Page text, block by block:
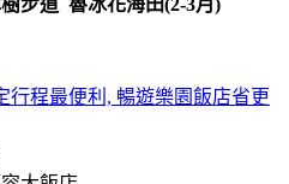
行程最便利, 暢遊樂園飯店省更